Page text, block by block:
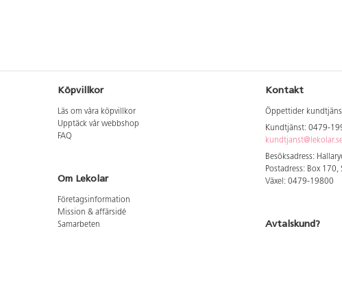
Köpvillkor
Läs om våra köpvillkor
Upptäck vår webbshop
FAQ
Om Lekolar
Företagsinformation
Mission & affärsidé
Samarbeten
Kontakt
Öppettider
Kundtjänst: 0479-
Besöksadress:
Postadress: Box
Växel: 0479-19800
Avtalskund?